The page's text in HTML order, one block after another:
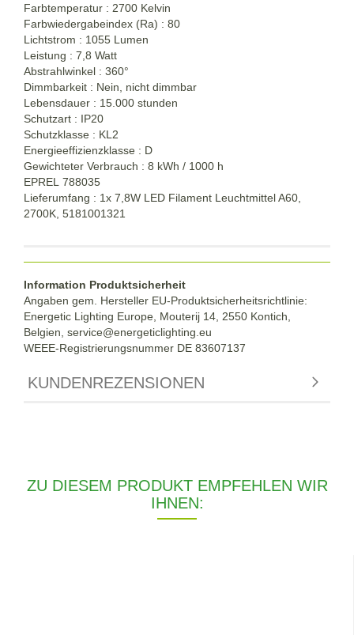
Farbtemperatur : 2700 Kelvin
Farbwiedergabeindex (Ra) : 80
Lichtstrom : 1055 Lumen
Leistung : 7,8 Watt
Abstrahlwinkel : 360°
Dimmbarkeit : Nein, nicht dimmbar
Lebensdauer : 15.000 stunden
Schutzart : IP20
Schutzklasse : KL2
Energieeffizienzklasse : D
Gewichteter Verbrauch : 8 kWh / 1000 h
EPREL 788035
Lieferumfang : 1x 7,8W LED Filament Leuchtmittel A60,
2700K, 5181001321
Information Produktsicherheit
Angaben gem. Hersteller EU-Produktsicherheitsrichtlinie:
Energetic Lighting Europe, Mouterij 14, 2550 Kontich,
Belgien, service@energeticlighting.eu
WEEE-Registrierungsnummer DE 83607137
KUNDENREZENSIONEN
ZU DIESEM PRODUKT EMPFEHLEN WIR
IHNEN: